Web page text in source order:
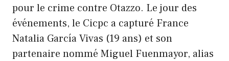
pour le crime contre Otazzo. Le jour des
événements, le Cicpc a capturé France
Natalia García Vivas (19 ans) et son
partenaire nommé Miguel Fuenmayor, alias